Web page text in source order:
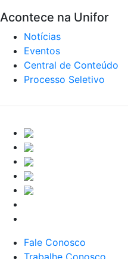
Acontece na Unifor
Notícias
Eventos
Central de Conteúdo
Processo Seletivo
Fale Conosco
Trabalhe Conosco